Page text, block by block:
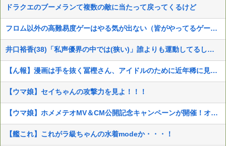
ドラクエのブーメランて複数の敵に当たって戻ってくるけど
フロム以外の高難易度ゲーはやる気が出ない（皆がやってるゲームじゃないと達成感がない）←この考えが共感多数にｗｗ
井口裕香(38)「私声優界の中では(狭い)」誰よりも運動してるしお尻仕上がってると自負してます。負けないっ！」
【ん報】漫画は手を抜く冨樫さん、アイドルのために近年稀に見る美麗イラストを描くww
【ウマ娘】セイちゃんの攻撃力を見よ！！！
【ウマ娘】ホメメテオMV＆CM公開記念キャンペーンが開催！オリジナルステッカーが抽選で当たる！
【艦これ】これがラ級ちゃんの水着modeか・・・！